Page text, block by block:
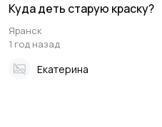
Куда деть старую краску?
Яранск
1 год назад
Екатерина